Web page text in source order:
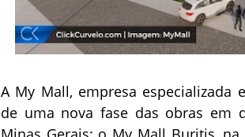
A My Mall, empresa especializada
de uma nova fase das obras em